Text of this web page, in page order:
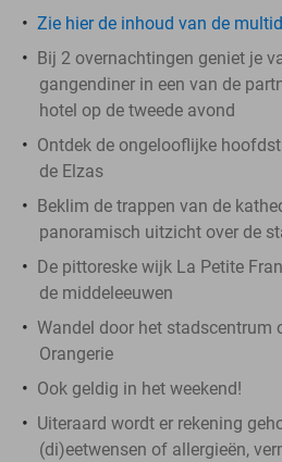
Zie hier de inhoud van de
Bij 2 overnachtingen geniet je
gangendiner in een van de
hotel op de tweede avond
Ontdek de ongelooflijke
de Elzas
Beklim de trappen van de
panoramisch uitzicht over de
De pittoreske wijk La Petite
de middeleeuwen
Wandel door het stadscentrum
Orangerie
Ook geldig in het weekend!
Uiteraard wordt er rekening
(di)eetwensen of allergieën,